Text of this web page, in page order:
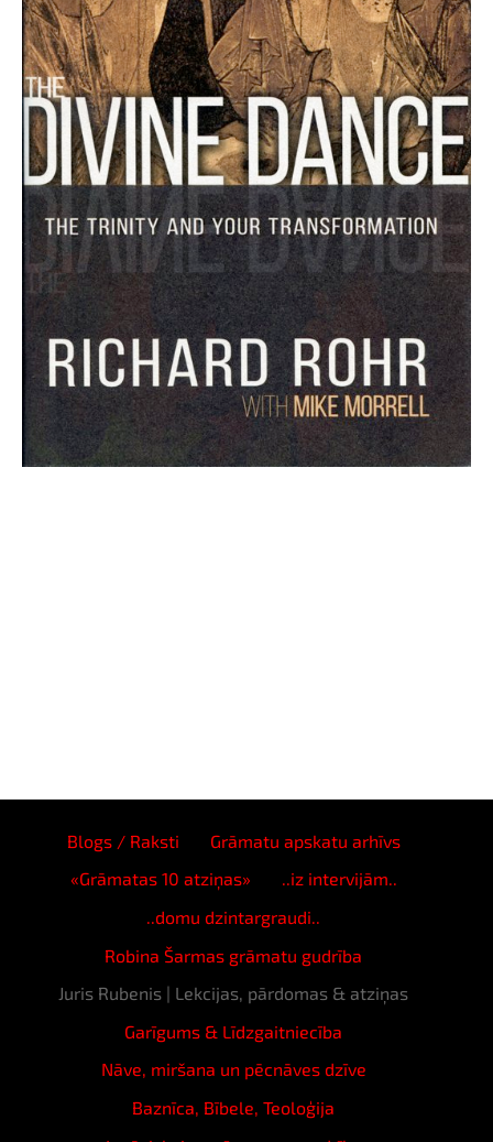
Blogs / Raksti
Grāmatu apskatu arhīvs
«Grāmatas 10 atziņas»
..iz intervijām..
..domu dzintargraudi..
Robina Šarmas grāmatu gudrība
Juris Rubenis | Lekcijas, pārdomas & atziņas
Garīgums & Līdzgaitniecība
Nāve, miršana un pēcnāves dzīve
Baznīca, Bībele, Teoloģija